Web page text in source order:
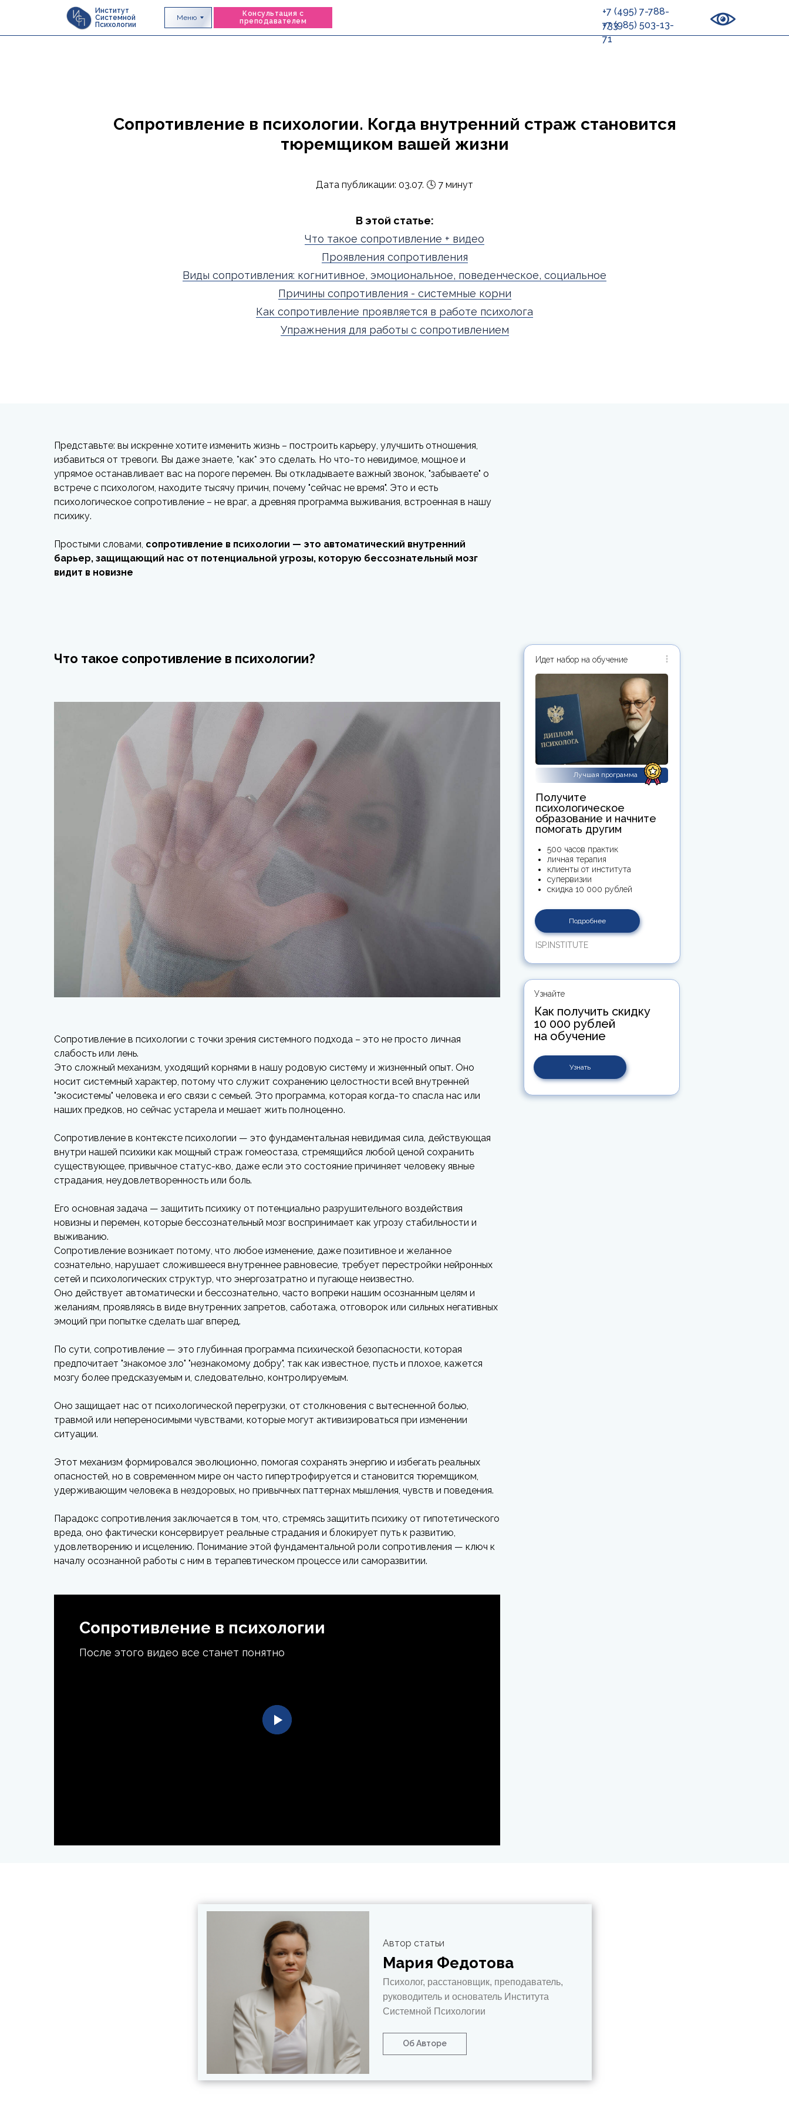
Институт
Системной
Психологии
+7 (495) 7-788-
733
+7 (985) 503-13-
71
Консультация с
преподавателем
Меню
Сопротивление в психологии. Когда внутренний страж становится
тюремщиком вашей жизни
Дата публикации: 03.07. 🕓 7 минут
В этой статье:
Что такое сопротивление + видео
Проявления сопротивления
Виды сопротивления: когнитивное, эмоциональное, поведенческое, социальное
Причины сопротивления - системные корни
Как сопротивление проявляется в работе психолога
Упражнения для работы с сопротивлением
Представьте: вы искренне хотите изменить жизнь – построить карьеру, улучшить отношения,
избавиться от тревоги. Вы даже знаете, *как* это сделать. Но что-то невидимое, мощное и
упрямое останавливает вас на пороге перемен. Вы откладываете важный звонок, "забываете" о
встрече с психологом, находите тысячу причин, почему "сейчас не время". Это и есть
психологическое сопротивление – не враг, а древняя программа выживания, встроенная в нашу
психику.
Простыми словами, сопротивление в психологии — это автоматический внутренний
барьер, защищающий нас от потенциальной угрозы, которую бессознательный мозг
видит в новизне
500 часов практик
личная терапия
клиенты от института
супервизии
скидка 10 000 рублей
Получите
психологическое
образование и начните
помогать другим
Лучшая программа
Идет набор на обучение
Подробнее
ISP.INSTITUTE
Узнайте
Как получить скидку
10 000 рублей
на обучение
Узнать
Что такое сопротивление в психологии?
Сопротивление в психологии с точки зрения системного подхода – это не просто личная
слабость или лень.
Это сложный механизм, уходящий корнями в нашу родовую систему и жизненный опыт. Оно
носит системный характер, потому что служит сохранению целостности всей внутренней
"экосистемы" человека и его связи с семьей. Это программа, которая когда-то спасла нас или
наших предков, но сейчас устарела и мешает жить полноценно.
Сопротивление в контексте психологии — это фундаментальная невидимая сила, действующая
внутри нашей психики как мощный страж гомеостаза, стремящийся любой ценой сохранить
существующее, привычное статус-кво, даже если это состояние причиняет человеку явные
страдания, неудовлетворенность или боль.
Его основная задача — защитить психику от потенциально разрушительного воздействия
новизны и перемен, которые бессознательный мозг воспринимает как угрозу стабильности и
выживанию.
Сопротивление возникает потому, что любое изменение, даже позитивное и желанное
сознательно, нарушает сложившееся внутреннее равновесие, требует перестройки нейронных
сетей и психологических структур, что энергозатратно и пугающе неизвестно.
Оно действует автоматически и бессознательно, часто вопреки нашим осознанным целям и
желаниям, проявляясь в виде внутренних запретов, саботажа, отговорок или сильных негативных
эмоций при попытке сделать шаг вперед.
По сути, сопротивление — это глубинная программа психической безопасности, которая
предпочитает "знакомое зло" "незнакомому добру", так как известное, пусть и плохое, кажется
мозгу более предсказуемым и, следовательно, контролируемым.
Оно защищает нас от психологической перегрузки, от столкновения с вытесненной болью,
травмой или непереносимыми чувствами, которые могут активизироваться при изменении
ситуации.
Этот механизм формировался эволюционно, помогая сохранять энергию и избегать реальных
опасностей, но в современном мире он часто гипертрофируется и становится тюремщиком,
удерживающим человека в нездоровых, но привычных паттернах мышления, чувств и поведения.
Парадокс сопротивления заключается в том, что, стремясь защитить психику от гипотетического
вреда, оно фактически консервирует реальные страдания и блокирует путь к развитию,
удовлетворению и исцелению. Понимание этой фундаментальной роли сопротивления — ключ к
началу осознанной работы с ним в терапевтическом процессе или саморазвитии.
Сопротивление в психологии
После этого видео все станет понятно
Психолог, расстановщик, преподаватель,
руководитель и основатель Института
Системной Психологии
Автор статьи
Мария Федотова
Об Авторе